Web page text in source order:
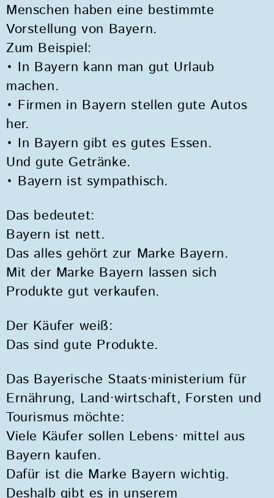
Menschen haben eine bestimmte
Vorstellung von Bayern.
Zum Beispiel:
• In Bayern kann man gut Urlaub
machen.
• Firmen in Bayern stellen gute Autos
her.
• In Bayern gibt es gutes Essen.
Und gute Getränke.
• Bayern ist sympathisch.
Das bedeutet:
Bayern ist nett.
Das alles gehört zur Marke Bayern.
Mit der Marke Bayern lassen sich
Produkte gut verkaufen.
Der Käufer weiß:
Das sind gute Produkte.
Das Bayerische Staats·ministerium für
Ernährung, Land·wirtschaft, Forsten und
Tourismus möchte:
Viele Käufer sollen Lebens· mittel aus
Bayern kaufen.
Dafür ist die Marke Bayern wichtig.
Deshalb gibt es in unserem